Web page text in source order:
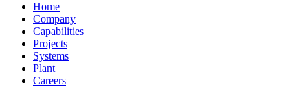
Home
Company
Capabilities
Projects
Systems
Plant
Careers